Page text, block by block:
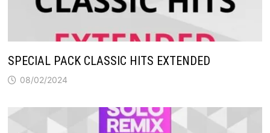
SPECIAL PACK CLASSIC HITS EXTENDED
08/02/2024